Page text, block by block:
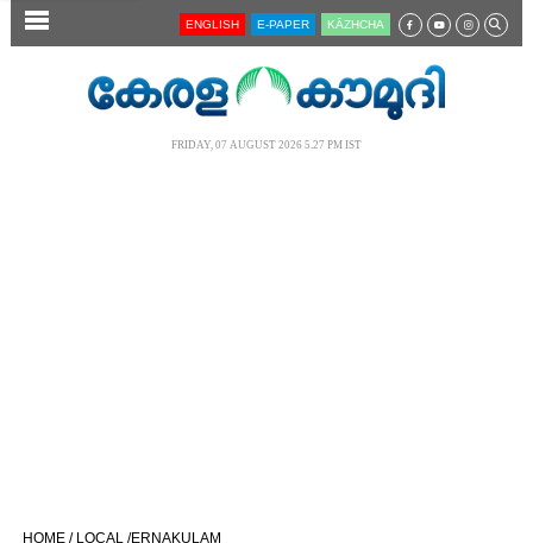
SECTIONS ENGLISH E-PAPER KĀZHCHA
FRIDAY, 07 AUGUST 2026 5.27 PM IST
HOME / LOCAL /ERNAKULAM